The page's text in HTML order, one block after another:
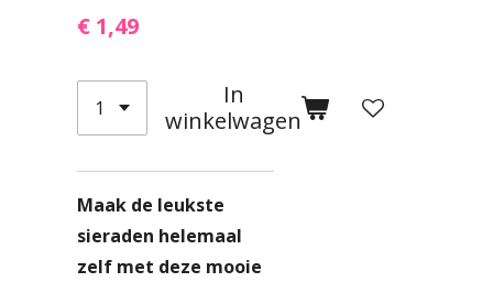
€ 1,49
In
winkelwagen
Maak de leukste
sieraden helemaal
zelf met deze mooie